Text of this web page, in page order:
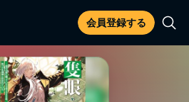
会員登録する